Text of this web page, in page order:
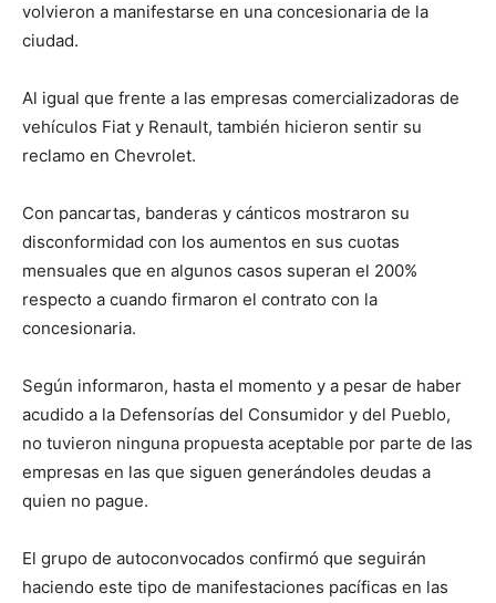
volvieron a manifestarse en una concesionaria de la
ciudad.
Al igual que frente a las empresas comercializadoras de
vehículos Fiat y Renault, también hicieron sentir su
reclamo en Chevrolet.
Con pancartas, banderas y cánticos mostraron su
disconformidad con los aumentos en sus cuotas
mensuales que en algunos casos superan el 200%
respecto a cuando firmaron el contrato con la
concesionaria.
Según informaron, hasta el momento y a pesar de haber
acudido a la Defensorías del Consumidor y del Pueblo,
no tuvieron ninguna propuesta aceptable por parte de las
empresas en las que siguen generándoles deudas a
quien no pague.
El grupo de autoconvocados confirmó que seguirán
haciendo este tipo de manifestaciones pacíficas en las